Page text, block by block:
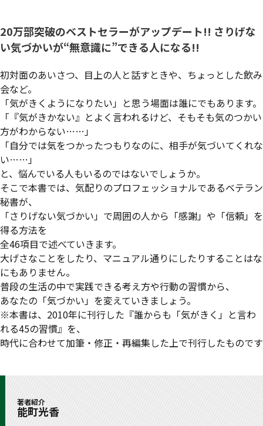
20万部突破のベストセラーがアップデート!! さりげな
い気づかいが“無意識に”できる人になる!!
初対面のあいさつ、目上の人と話すときや、ちょっとした飲み
会など。
「気がきくようになりたい」と思う場面は誰にでもあります。
「『気がきかない』とよく言われるけど、そもそも気のつかい
方がわからない……」
「自分では気をつかったつもりなのに、相手が気づいてくれな
い……」
と、悩んでいる人もいるのではないでしょうか。
そこで本書では、気配りのプロフェッショナルであるベテラン
秘書が、
「さりげない気づかい」で周囲の人から「感謝」や「信頼」を
得る方法を
全46項目で述べていきます。
大げさなことをしたり、マニュアル通りにしたりすることはな
にもありません。
普段の生活の中で実践できる考え方や行動の習慣から、
あなたの「気づかい」を変えていきましょう。
※本書は、2010年に刊行した『誰からも「気がきく」と言わ
れる45の習慣』を、
時代に合わせて加筆・修正・再編集した上で刊行したものです
著者紹介
能町光香